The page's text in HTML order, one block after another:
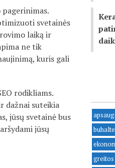
svetainės
laiką ir
ne tik
kuris gali
rodikliams.
dažnai suteikia
jūsų svetainė bus
jūsų